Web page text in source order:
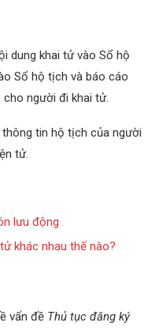
dung khai tử vào Sổ hộ
Sổ hộ tịch và báo cáo
cho người đi khai tử.
tin hộ tịch của người
tử.
lưu động
khác nhau thế nào?
vấn đề Thủ tục đăng ký